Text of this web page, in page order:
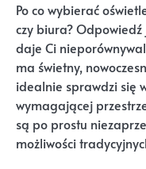
Po co wybierać
czy biura?
daje Ci
ma świetny,
idealnie sprawdzi się
wymagającej
są po prostu
możliwości